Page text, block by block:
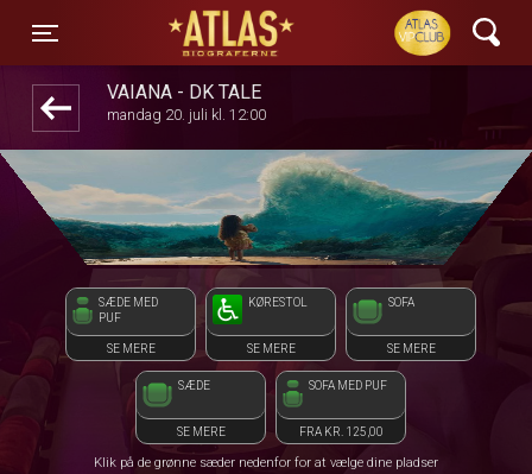
Toggle navigation
ATLAS Biograferne
VAIANA - DK TALE
mandag 20. juli kl. 12:00
SÆDE MED
PUF
SE MERE
KØRESTOL
SE MERE
SOFA
SE MERE
SÆDE
SE MERE
SOFA MED PUF
FRA KR. 125,00
Klik på de grønne sæder nedenfor for at vælge dine pladser
front03-cc 032237